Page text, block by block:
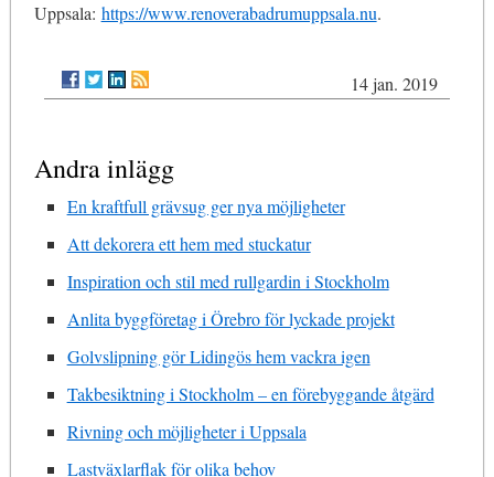
Uppsala: https://www.renoverabadrumuppsala.nu.
14 jan. 2019
Andra inlägg
En kraftfull grävsug ger nya möjligheter
Att dekorera ett hem med stuckatur
Inspiration och stil med rullgardin i Stockholm
Anlita byggföretag i Örebro för lyckade projekt
Golvslipning gör Lidingös hem vackra igen
Takbesiktning i Stockholm – en förebyggande åtgärd
Rivning och möjligheter i Uppsala
Lastväxlarflak för olika behov